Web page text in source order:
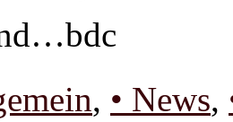
, • News,